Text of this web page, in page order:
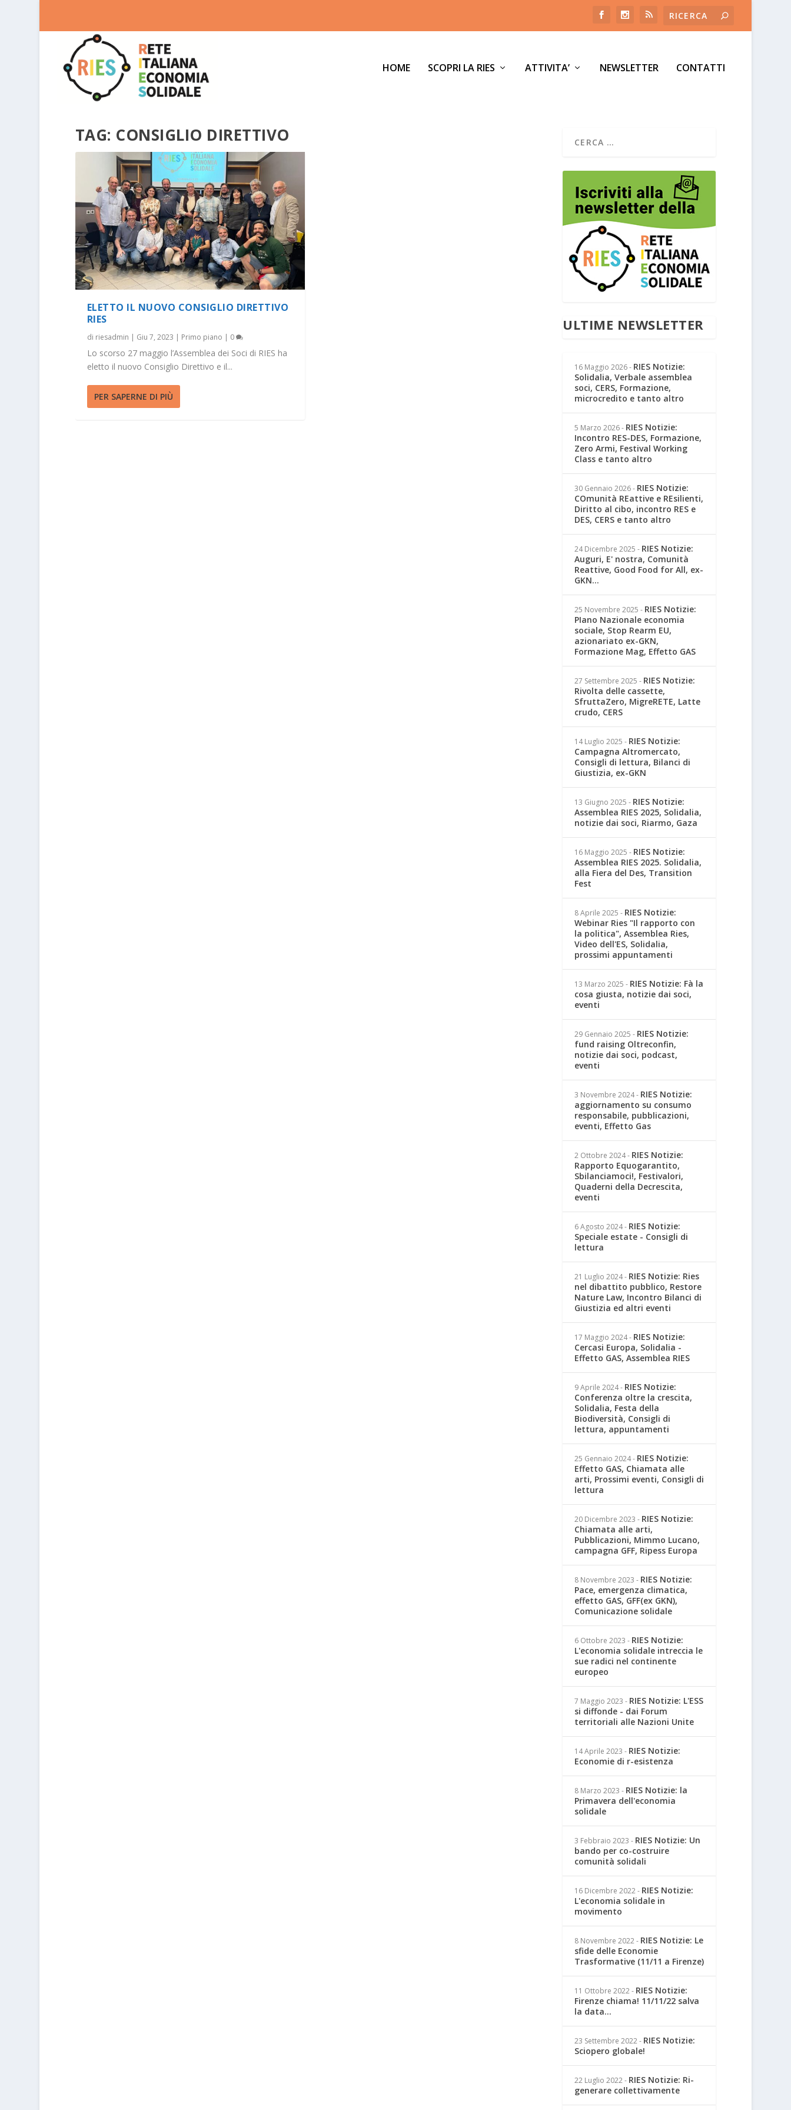
HOME SCOPRI LA RIES ATTIVITA’ NEWSLETTER CONTATTI
TAG: CONSIGLIO DIRETTIVO
ELETTO IL NUOVO CONSIGLIO DIRETTIVO
RIES
di riesadmin | Giu 7, 2023 | Primo piano | 0
Lo scorso 27 maggio l’Assemblea dei Soci di RIES ha
eletto il nuovo Consiglio Direttivo e il...
PER SAPERNE DI PIÙ
ULTIME NEWSLETTER
16 Maggio 2026- RIES Notizie:
Solidalia, Verbale assemblea
soci, CERS, Formazione,
microcredito e tanto altro
5 Marzo 2026- RIES Notizie:
Incontro RES-DES, Formazione,
Zero Armi, Festival Working
Class e tanto altro
30 Gennaio 2026- RIES Notizie:
COmunità REattive e REsilienti,
Diritto al cibo, incontro RES e
DES, CERS e tanto altro
24 Dicembre 2025 - RIES Notizie:
Auguri, E' nostra, Comunità
Reattive, Good Food for All, ex-
GKN...
25 Novembre 2025 - RIES Notizie:
PIano Nazionale economia
sociale, Stop Rearm EU,
azionariato ex-GKN,
Formazione Mag, Effetto GAS
27 Settembre 2025 - RIES Notizie:
Rivolta delle cassette,
SfruttaZero, MigreRETE, Latte
crudo, CERS
14 Luglio 2025 - RIES Notizie:
Campagna Altromercato,
Consigli di lettura, Bilanci di
Giustizia, ex-GKN
13 Giugno 2025 - RIES Notizie:
Assemblea RIES 2025, Solidalia,
notizie dai soci, Riarmo, Gaza
16 Maggio 2025 - RIES Notizie:
Assemblea RIES 2025. Solidalia,
alla Fiera del Des, Transition
Fest
8 Aprile 2025 - RIES Notizie:
Webinar Ries "Il rapporto con
la politica", Assemblea Ries,
Video dell'ES, Solidalia,
prossimi appuntamenti
13 Marzo 2025 - RIES Notizie: Fà la
cosa giusta, notizie dai soci,
eventi
29 Gennaio 2025 - RIES Notizie:
fund raising Oltreconfin,
notizie dai soci, podcast,
eventi
3 Novembre 2024- RIES Notizie:
aggiornamento su consumo
responsabile, pubblicazioni,
eventi, Effetto Gas
2 Ottobre 2024- RIES Notizie:
Rapporto Equogarantito,
Sbilanciamoci!, Festivalori,
Quaderni della Decrescita,
eventi
6 Agosto 2024- RIES Notizie:
Speciale estate - Consigli di
lettura
21 Luglio 2024- RIES Notizie: Ries
nel dibattito pubblico, Restore
Nature Law, Incontro Bilanci di
Giustizia ed altri eventi
17 Maggio 2024- RIES Notizie:
Cercasi Europa, Solidalia -
Effetto GAS, Assemblea RIES
9 Aprile 2024- RIES Notizie:
Conferenza oltre la crescita,
Solidalia, Festa della
Biodiversità, Consigli di
lettura, appuntamenti
25 Gennaio 2024- RIES Notizie:
Effetto GAS, Chiamata alle
arti, Prossimi eventi, Consigli di
lettura
20 Dicembre 2023 - RIES Notizie:
Chiamata alle arti,
Pubblicazioni, Mimmo Lucano,
campagna GFF, Ripess Europa
8 Novembre 2023 - RIES Notizie:
Pace, emergenza climatica,
effetto GAS, GFF(ex GKN),
Comunicazione solidale
6 Ottobre 2023 - RIES Notizie:
L'economia solidale intreccia le
sue radici nel continente
europeo
7 Maggio 2023 - RIES Notizie: L'ESS
si diffonde - dai Forum
territoriali alle Nazioni Unite
14 Aprile 2023 - RIES Notizie:
Economie di r-esistenza
8 Marzo 2023 - RIES Notizie: la
Primavera dell'economia
solidale
3 Febbraio 2023 - RIES Notizie: Un
bando per co-costruire
comunità solidali
16 Dicembre 2022- RIES Notizie:
L'economia solidale in
movimento
8 Novembre 2022- RIES Notizie: Le
sfide delle Economie
Trasformative (11/11 a Firenze)
11 Ottobre 2022- RIES Notizie:
Firenze chiama! 11/11/22 salva
la data...
23 Settembre 2022- RIES Notizie:
Sciopero globale!
22 Luglio 2022- RIES Notizie: Ri-
generare collettivamente